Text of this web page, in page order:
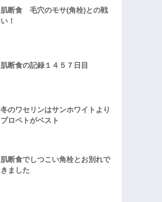
肌断食 毛穴のモサ(角栓)との戦
い！
肌断食の記録１４５７日目
冬のワセリンはサンホワイトより
プロペトがベスト
肌断食でしつこい角栓とお別れで
きました